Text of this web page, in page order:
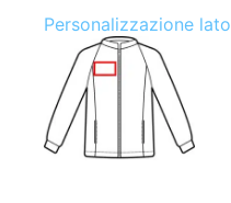
Personalizzazione